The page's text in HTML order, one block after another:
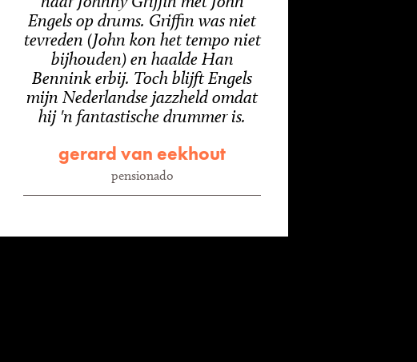
Engels op drums. Griffin was niet
tevreden (John kon het tempo niet
bijhouden) en haalde Han
Bennink erbij. Toch blijft Engels
mijn Nederlandse jazzheld omdat
hij 'n fantastische drummer is.
gerard van eekhout
pensionado